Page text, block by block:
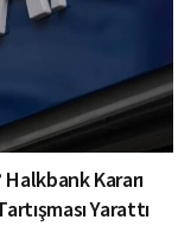
Kararı
Yarattı